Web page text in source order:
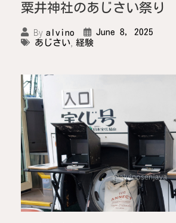
粟井神社のあじさい祭り
By alvino
June 8, 2025
あじさい, 経験